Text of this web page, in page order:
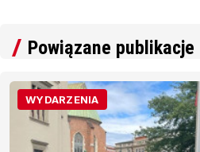
Powiązane publikacje
WYDARZENIA